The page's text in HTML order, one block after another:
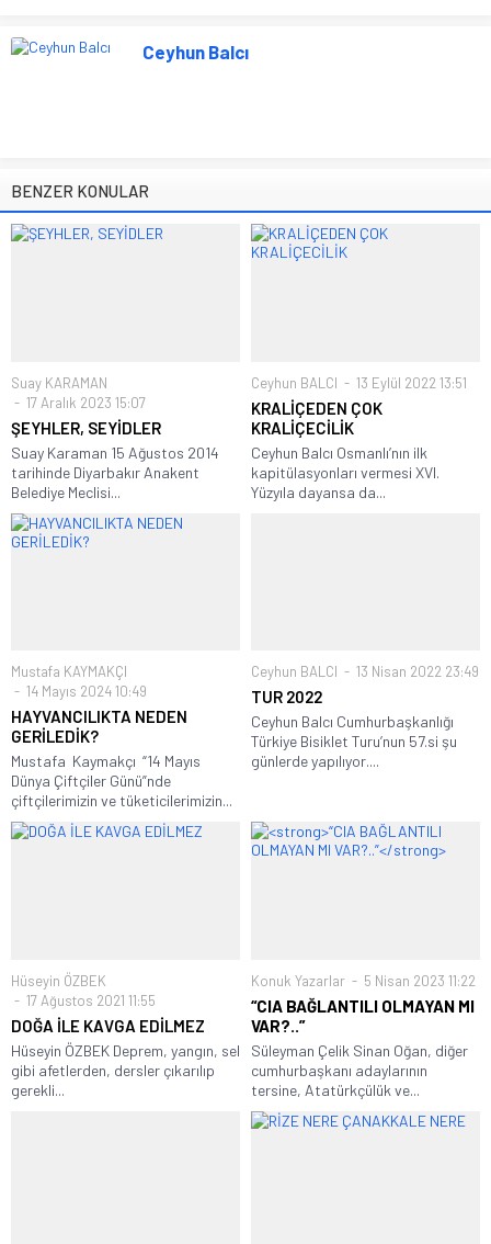
Ceyhun Balcı
BENZER KONULAR
Suay KARAMAN
17 Aralık 2023 15:07
ŞEYHLER, SEYİDLER
Suay Karaman 15 Ağustos 2014
tarihinde Diyarbakır Anakent
Belediye Meclisi...
Ceyhun BALCI 13 Eylül 2022 13:51
KRALİÇEDEN ÇOK
KRALİÇECİLİK
Ceyhun Balcı Osmanlı’nın ilk
kapitülasyonları vermesi XVI.
Yüzyıla dayansa da...
Mustafa KAYMAKÇI
14 Mayıs 2024 10:49
HAYVANCILIKTA NEDEN
GERİLEDİK?
Mustafa Kaymakçı “14 Mayıs
Dünya Çiftçiler Günü”nde
çiftçilerimizin ve tüketicilerimizin...
Ceyhun BALCI 13 Nisan 2022 23:49
TUR 2022
Ceyhun Balcı Cumhurbaşkanlığı
Türkiye Bisiklet Turu’nun 57.si şu
günlerde yapılıyor....
Hüseyin ÖZBEK
17 Ağustos 2021 11:55
DOĞA İLE KAVGA EDİLMEZ
Hüseyin ÖZBEK Deprem, yangın, sel
gibi afetlerden, dersler çıkarılıp
gerekli...
Konuk Yazarlar 5 Nisan 2023 11:22
“CIA BAĞLANTILI OLMAYAN MI
VAR?..”
Süleyman Çelik Sinan Oğan, diğer
cumhurbaşkanı adaylarının
tersine, Atatürkçülük ve...